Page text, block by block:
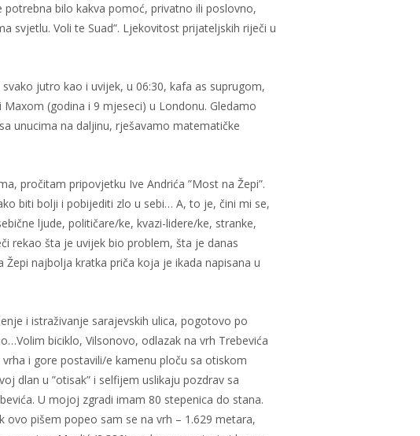
bilo kakva pomoć, privatno ili poslovno,
svjetlu. Voli te Suad”. Ljekovitost prijateljskih riječi u
jutro kao i uvijek, u 06:30, kafa as suprugom,
(godina i 9 mjeseci) u Londonu. Gledamo
unucima na daljinu, rješavamo matematičke
pročitam pripovjetku Ive Andrića ”Most na Žepi”.
biti bolji i pobijediti zlo u sebi… A, to je, čini mi se,
ljude, političare/ke, kvazi-lidere/ke, stranke,
rekao šta je uvijek bio problem, šta je danas
najbolja kratka priča koja je ikada napisana u
i istraživanje sarajevskih ulica, pogotovo po
biciklo, Vilsonovo, odlazak na vrh Trebevića
i gore postavili/e kamenu ploču sa otiskom
dlan u ”otisak” i selfijem uslikaju pozdrav sa
U mojoj zgradi imam 80 stepenica do stana.
ovo pišem popeo sam se na vrh – 1.629 metara,